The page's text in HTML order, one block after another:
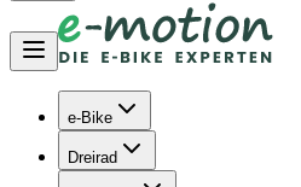
e-Bike
Dreirad